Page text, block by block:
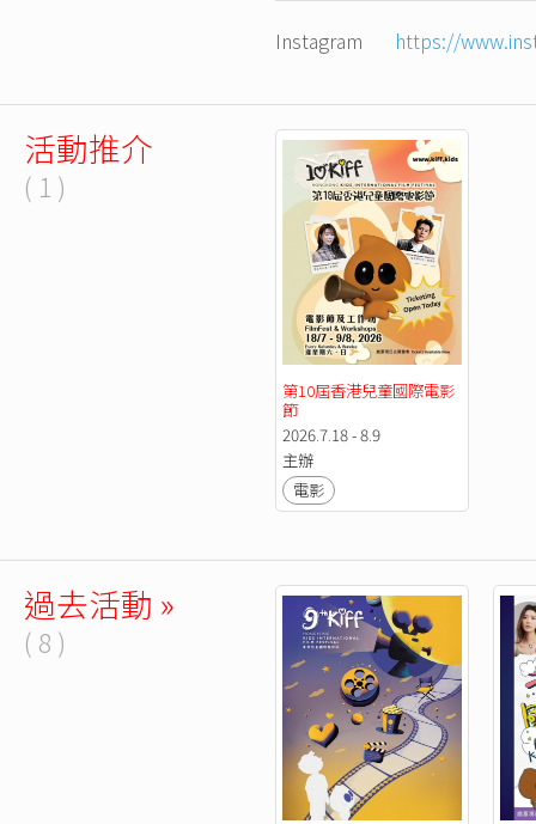
Instagram https://
活動推介
( 1 )
第10屆香港兒童國際電影
節
2026.7.18 - 8.9
主辦
電影
過去活動 »
( 8 )